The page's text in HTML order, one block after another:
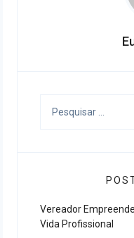
Vereador
Vida Profissional